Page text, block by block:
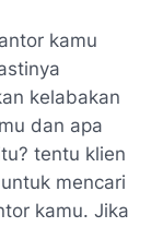
kamu
kelabakan
dan apa
tentu klien
mencari
kamu. Jika